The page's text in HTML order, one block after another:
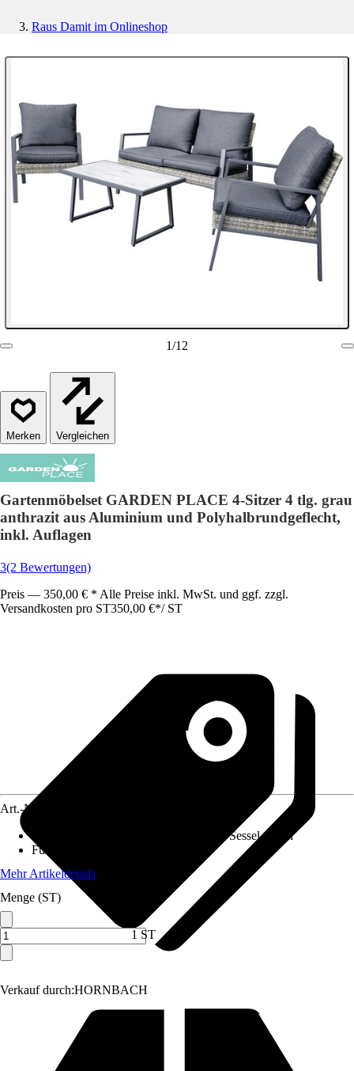
Raus Damit im Onlineshop
1/12
Vergleichen
Gartenmöbelset GARDEN PLACE 4-Sitzer 4 tlg. grau
anthrazit aus Aluminium und Polyhalbrundgeflecht,
inkl. Auflagen
3(2 Bewertungen)
Preis — 350,00 € * Alle Preise inkl. MwSt. und ggf. zzgl.
Versandkosten pro ST350,00 €*/ ST
Verkauf durch:HORNBACH
Art.-Nr.
Couch, 2x Sessel, Tisch
Funktionen
Mehr Artikeldetails
Menge (ST)
1 ST